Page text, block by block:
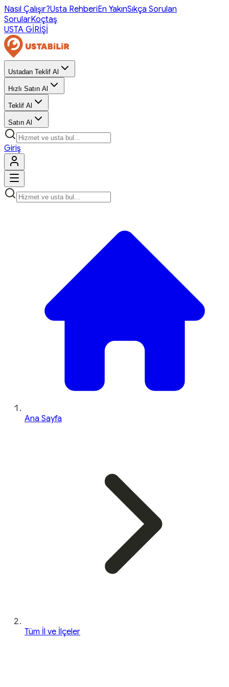
Nasıl Çalışır?Usta RehberiEn YakınSıkça Sorulan
SorularKoçtaş
USTA GİRİŞİ
Ustadan Teklif Al
Hızlı Satın Al
Teklif Al
Satın Al
Giriş
Ana Sayfa
Tüm İl ve İlçeler